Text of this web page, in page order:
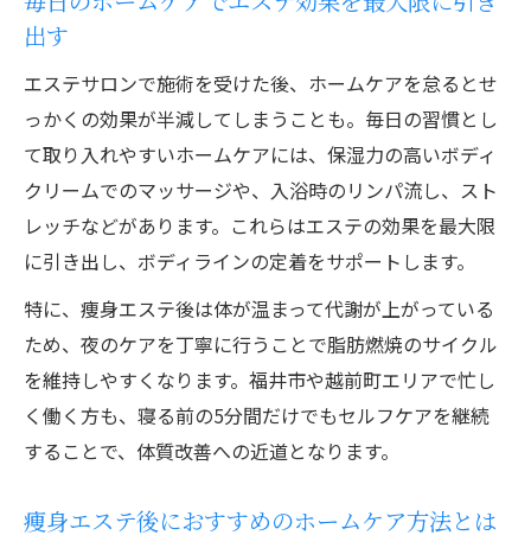
出す
エステサロンで施術を受けた後、ホームケアを怠るとせ
っかくの効果が半減してしまうことも。毎日の習慣とし
て取り入れやすいホームケアには、保湿力の高いボディ
クリームでのマッサージや、入浴時のリンパ流し、スト
レッチなどがあります。これらはエステの効果を最大限
に引き出し、ボディラインの定着をサポートします。
特に、痩身エステ後は体が温まって代謝が上がっている
ため、夜のケアを丁寧に行うことで脂肪燃焼のサイクル
を維持しやすくなります。福井市や越前町エリアで忙し
く働く方も、寝る前の5分間だけでもセルフケアを継続
することで、体質改善への近道となります。
痩身エステ後におすすめのホームケア方法とは